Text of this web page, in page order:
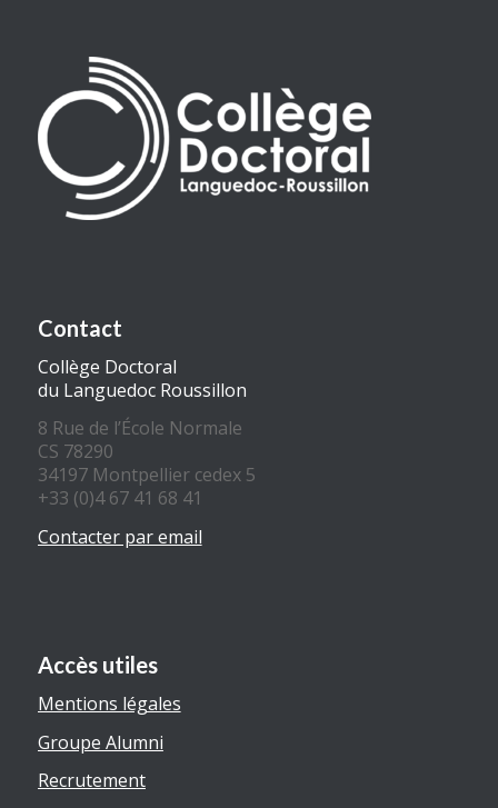
Contact
Collège Doctoral
du Languedoc Roussillon
8 Rue de l’École Normale
CS 78290
34197 Montpellier cedex 5
+33 (0)4 67 41 68 41
Contacter par email
Accès utiles
Mentions légales
Groupe Alumni
Recrutement